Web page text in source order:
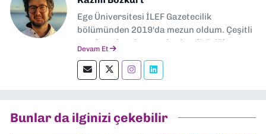
Ege Üniversitesi İLEF Gazetecilik
bölümünden 2019'da mezun oldum. Çeşitli
yerel ve ulusal gazetelerde editörlük,
okumayı severim.
Devam Et
Bunlar da ilginizi çekebilir